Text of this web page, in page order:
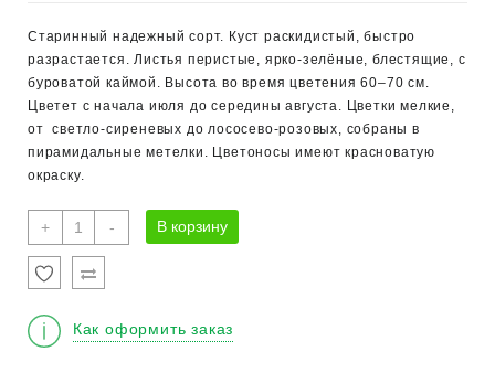
Старинный надежный сорт. Куст раскидистый, быстро
разрастается. Листья перистые, ярко-зелёные, блестящие, с
буроватой каймой. Высота во время цветения 60–70 см.
Цветет с начала июля до середины августа. Цветки мелкие,
от светло-сиреневых до лососево-розовых, собраны в
пирамидальные метелки. Цветоносы имеют красноватую
окраску.
+
Количество
товара
Астильба
японская
Блоссом"
- В корзину
Как оформить заказ